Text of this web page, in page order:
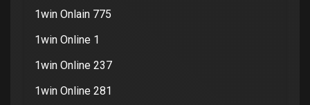
1win Onlain 775
1win Online 1
1win Online 237
1win Online 281